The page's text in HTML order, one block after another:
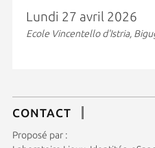
Lundi 27 avril 2026
Ecole Vincentello d'Istria,
CONTACT
Proposé par :